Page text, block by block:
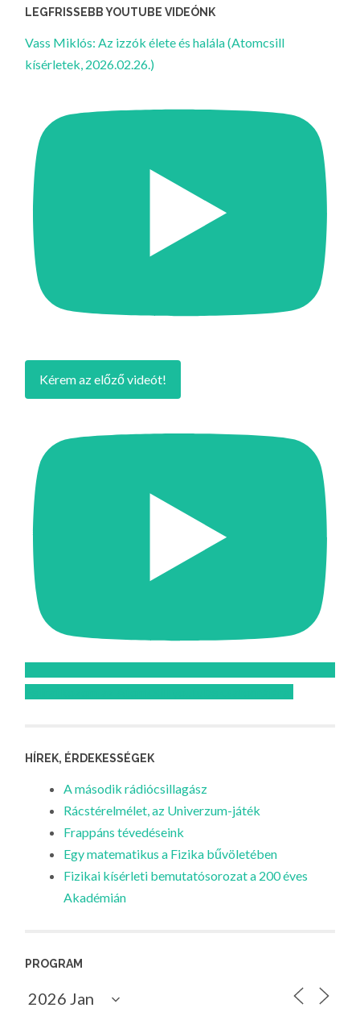
LEGFRISSEBB YOUTUBE VIDEÓNK
Vass Miklós: Az izzók élete és halála (Atomcsill
kísérletek, 2026.02.26.)
Kérem az előző videót!
HÍREK, ÉRDEKESSÉGEK
A második rádiócsillagász
Rácstérelmélet, az Univerzum-játék
Frappáns tévedéseink
Egy matematikus a Fizika bűvöletében
Fizikai kísérleti bemutatósorozat a 200 éves
Akadémián
PROGRAM